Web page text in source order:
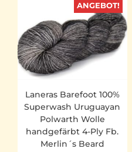
ANGEBOT!
Laneras Barefoot 100%
Superwash Uruguayan
Polwarth Wolle
handgefärbt 4-Ply Fb.
Merlin´s Beard